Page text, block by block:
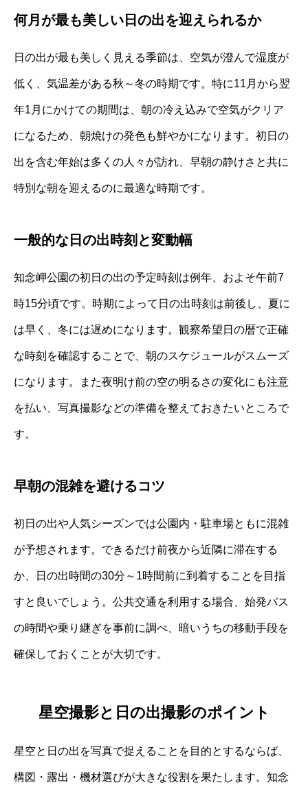
何月が最も美しい日の出を迎えられるか
日の出が最も美しく見える季節は、空気が澄んで湿度が
低く、気温差がある秋～冬の時期です。特に11月から翌
年1月にかけての期間は、朝の冷え込みで空気がクリア
になるため、朝焼けの発色も鮮やかになります。初日の
出を含む年始は多くの人々が訪れ、早朝の静けさと共に
特別な朝を迎えるのに最適な時期です。
一般的な日の出時刻と変動幅
知念岬公園の初日の出の予定時刻は例年、およそ午前7
時15分頃です。時期によって日の出時刻は前後し、夏に
は早く、冬には遅めになります。観察希望日の暦で正確
な時刻を確認することで、朝のスケジュールがスムーズ
になります。また夜明け前の空の明るさの変化にも注意
を払い、写真撮影などの準備を整えておきたいところで
す。
早朝の混雑を避けるコツ
初日の出や人気シーズンでは公園内・駐車場ともに混雑
が予想されます。できるだけ前夜から近隣に滞在する
か、日の出時間の30分～1時間前に到着することを目指
すと良いでしょう。公共交通を利用する場合、始発バス
の時間や乗り継ぎを事前に調べ、暗いうちの移動手段を
確保しておくことが大切です。
星空撮影と日の出撮影のポイント
星空と日の出を写真で捉えることを目的とするならば、
構図・露出・機材選びが大きな役割を果たします。知念